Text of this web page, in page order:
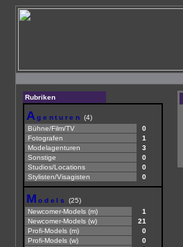
Rubriken
Agenturen (4)
Bühne/Film/TV
0
Fotografen
1
Modelagenturen
3
Sonstige
0
Studios/Locations
0
Stylisten/Visagisten
0
Models
(25)
Newcomer-Models (m)
1
Newcomer-Models (w)
21
Profi-Models (m)
0
Profi-Models (w)
0